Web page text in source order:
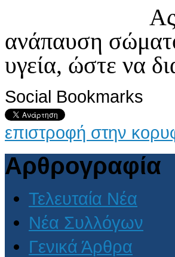
ανάπαυση
υγεία, ώστε να
Social Bookmarks
επιστροφή στην
Αρθρογραφία
Τελευταία Νέα
Νέα Συλλόγων
Γενικά Άρθρα